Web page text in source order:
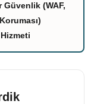
Güvenlik (WAF,